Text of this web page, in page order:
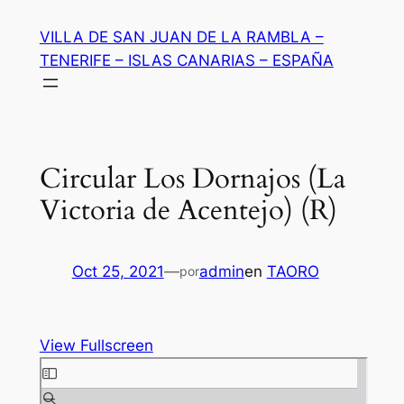
contenido
VILLA DE SAN JUAN DE LA RAMBLA –
TENERIFE – ISLAS CANARIAS – ESPAÑA
Circular Los Dornajos (La
Victoria de Acentejo) (R)
Oct 25, 2021—poradminen TAORO
View Fullscreen
Saltar
al